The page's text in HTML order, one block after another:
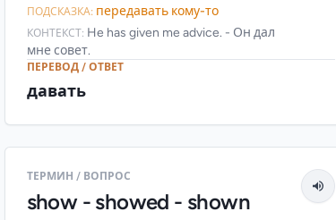
ПОДСКАЗКА:передавать кому-то
КОНТЕКСТ: He has given me advice. - Он дал
мне совет.
ПЕРЕВОД / ОТВЕТ
давать
ТЕРМИН / ВОПРОС
show - showed - shown